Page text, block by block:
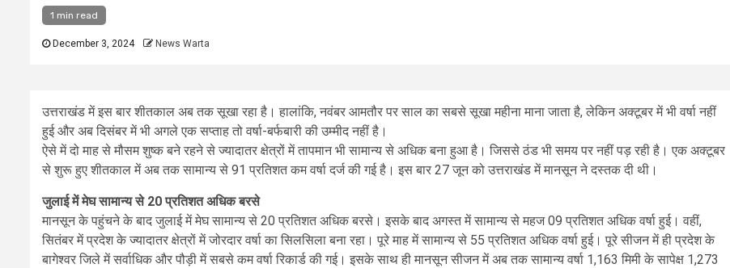
1 min read
December 3, 2024 News Warta
उत्तराखंड में इस बार शीतकाल अब तक सूखा रहा है। हालांकि, नवंबर आमतौर पर साल का सबसे सूखा महीना माना जाता है, लेकिन अक्टूबर में भी वर्षा नहीं
हुई और अब दिसंबर में भी अगले एक सप्ताह तो वर्षा-बर्फबारी की उम्मीद नहीं है।
ऐसे में दो माह से मौसम शुष्क बने रहने से ज्यादातर क्षेत्रों में तापमान भी सामान्य से अधिक बना हुआ है। जिससे ठंड भी समय पर नहीं पड़ रही है। एक अक्टूबर
से शुरू हुए शीतकाल में अब तक सामान्य से 91 प्रतिशत कम वर्षा दर्ज की गई है। इस बार 27 जून को उत्तराखंड में मानसून ने दस्तक दी थी।
जुलाई में मेघ सामान्य से 20 प्रतिशत अधिक बरसे
मानसून के पहुंचने के बाद जुलाई में मेघ सामान्य से 20 प्रतिशत अधिक बरसे। इसके बाद अगस्त में सामान्य से महज 09 प्रतिशत अधिक वर्षा हुई। वहीं,
सितंबर में प्रदेश के ज्यादातर क्षेत्रों में जोरदार वर्षा का सिलसिला बना रहा। पूरे माह में सामान्य से 55 प्रतिशत अधिक वर्षा हुई। पूरे सीजन में ही प्रदेश के
बागेश्वर जिले में सर्वाधिक और पौड़ी में सबसे कम वर्षा रिकार्ड की गई। इसके साथ ही मानसून सीजन में अब तक सामान्य वर्षा 1,163 मिमी के सापेक्ष 1,273